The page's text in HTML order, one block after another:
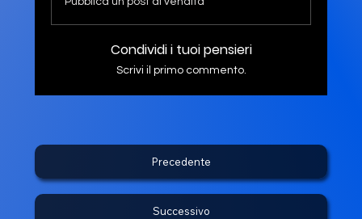
Precedente
Successivo
Condividi i tuoi pensieri
Scrivi il primo commento.